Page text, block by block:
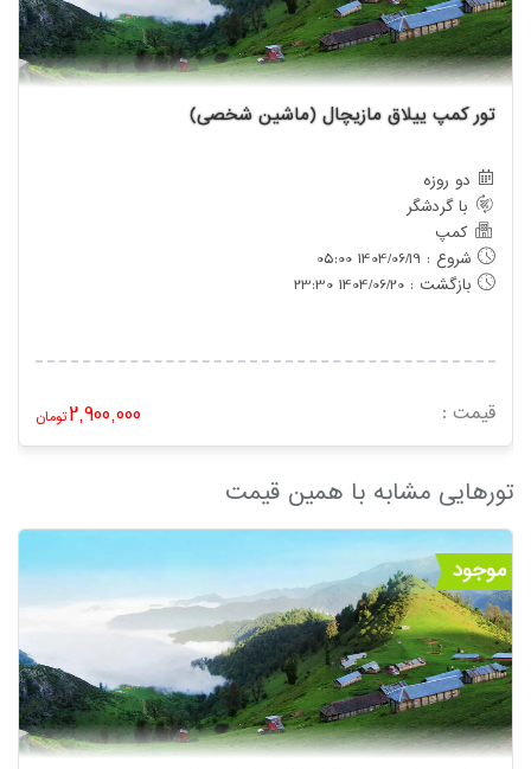
تور کمپ ییلاق مازیچال (ماشین شخصی)
دو روزه
با گردشگر
کمپ
شروع : 1404/06/19 05:00
بازگشت : 1404/06/20 23:30
قیمت : 2,900,000تومان
تورهایی مشابه با همین قیمت
موجود